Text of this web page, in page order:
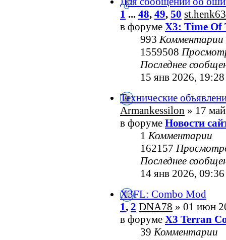
1 ... 48, 49, 50 st.henk63
в форуме X3: Time Of
993Комментарии
1559508
Последнее
15 янв 2026, 19:28
Технические
Armankessilon » 17
в форуме Новости
1Комментарии
162157
Последнее
14 янв 2026, 09:36
X3FL: Combo Mod
1, 2 DNA78 » 01 июн
в форуме X3 Terran
39Комментарии